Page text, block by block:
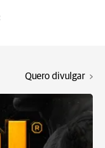
Quero divulgar